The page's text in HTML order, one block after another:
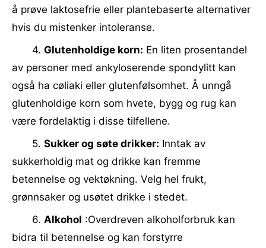
å prøve laktosefrie eller plantebaserte alternativer
hvis du mistenker intoleranse.
4. Glutenholdige korn: En liten prosentandel
av personer med ankyloserende spondylitt kan
også ha cøliaki eller glutenfølsomhet. Å unngå
glutenholdige korn som hvete, bygg og rug kan
være fordelaktig i disse tilfellene.
5. Sukker og søte drikker: Inntak av
sukkerholdig mat og drikke kan fremme
betennelse og vektøkning. Velg hel frukt,
grønnsaker og usøtet drikke i stedet.
6. Alkohol :Overdreven alkoholforbruk kan
bidra til betennelse og kan forstyrre